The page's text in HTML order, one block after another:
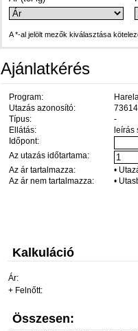
A *-al jelölt mezők kiválasztása
Ajánlatkérés
Program:
Utazás azonosító:
Típus:
-
Ellátás:
leírás
Időpont:
Az utazás időtartama:
Az ár tartalmazza:
•
Az ár nem tartalmazza:
•
Kalkuláció
Ár:
+ Felnőtt:
Összesen: